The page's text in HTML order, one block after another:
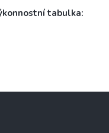
tabulka: